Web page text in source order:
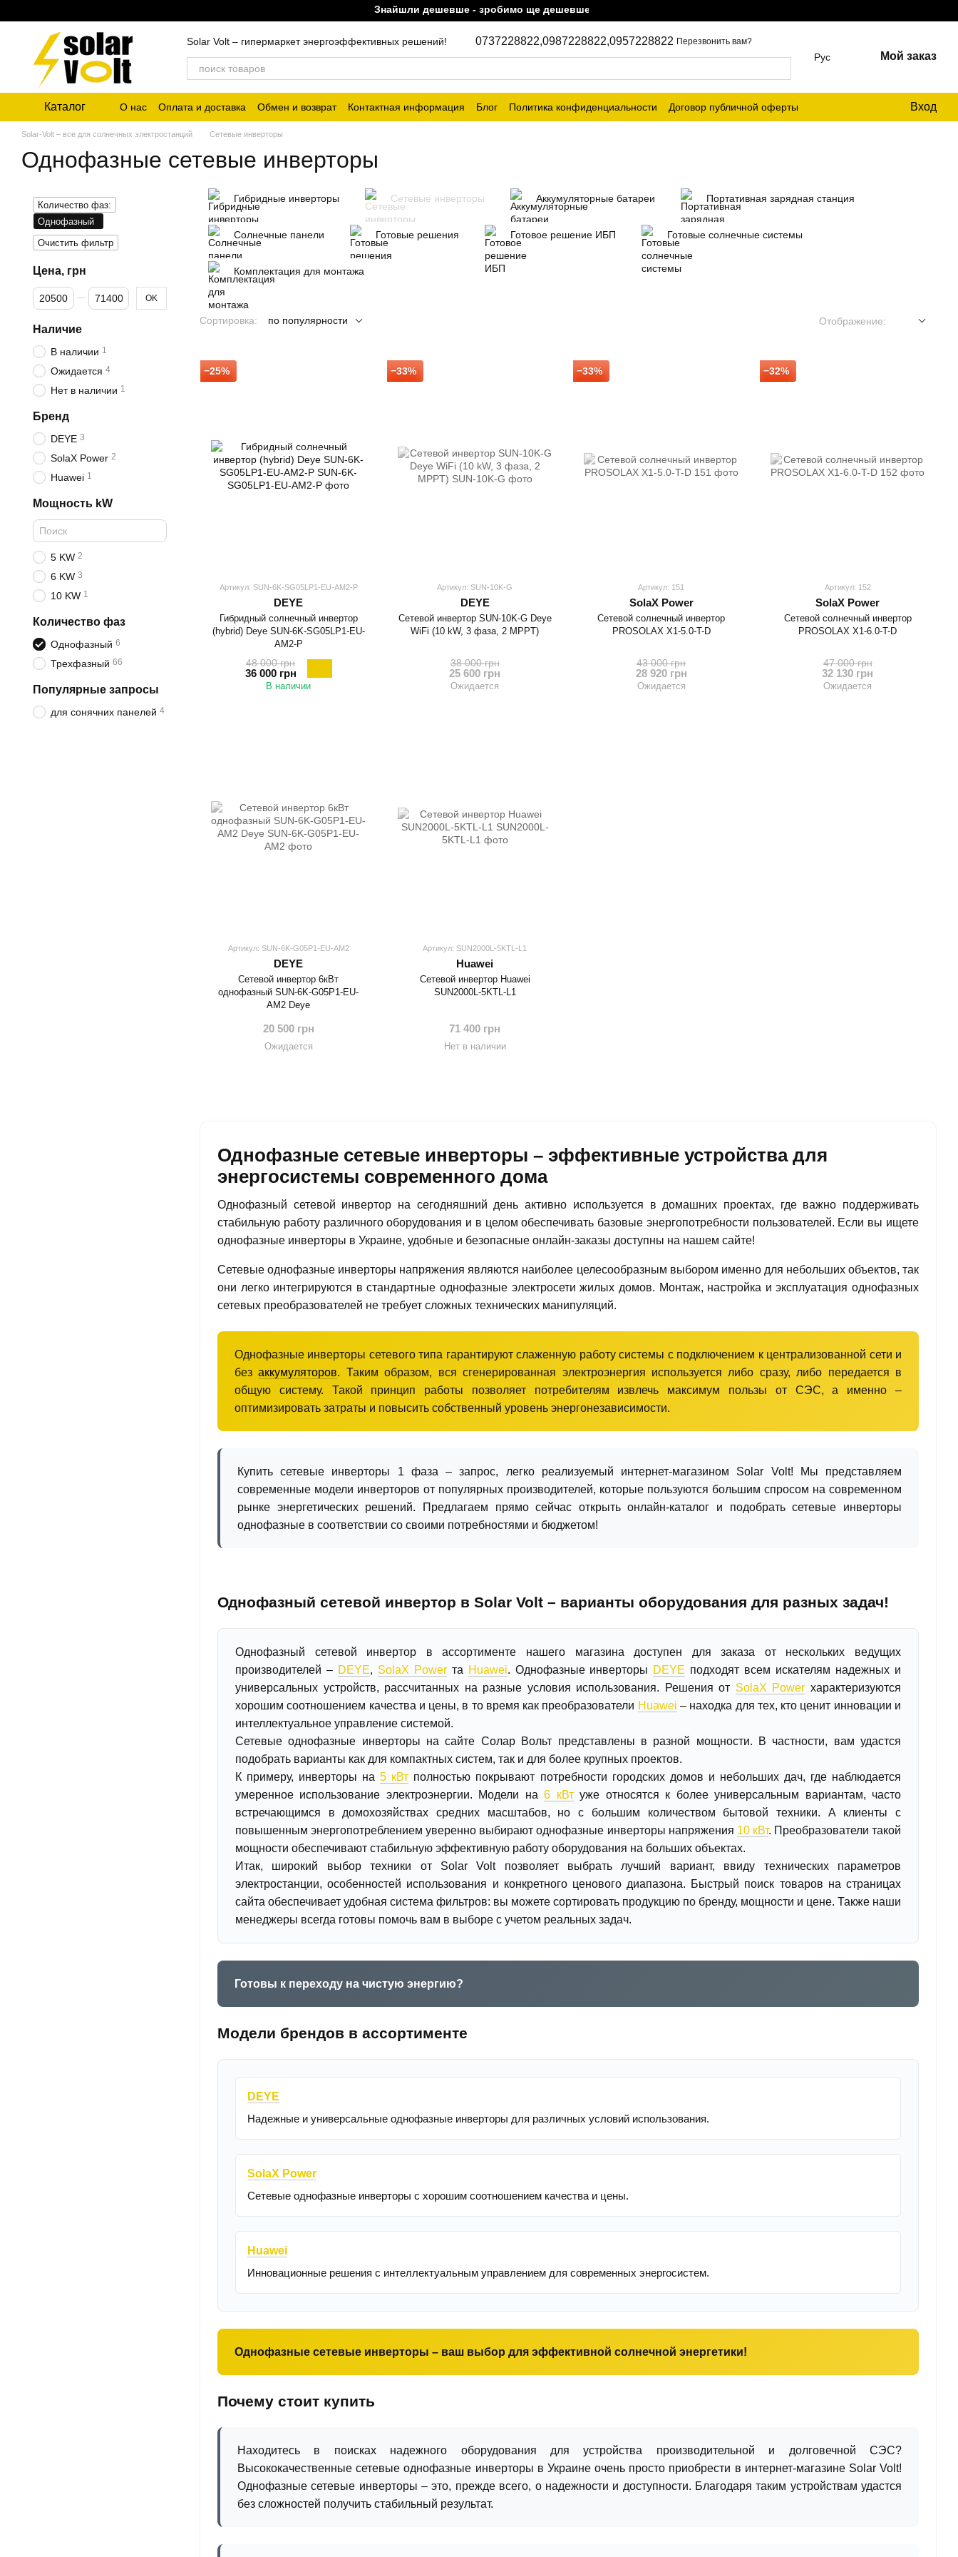
Знайшли дешевше - зробимо ще дешевше!
Solar Volt – гипермаркет энергоэффективных решений! 0737228822,0987228822,0957228822 Перезвонить вам?
Рус Мой заказ
Каталог О нас Оплата и доставка Обмен и возврат Контактная информация Блог Политика конфиденциальности Договор публичной оферты Вход
Solar-Volt – все для солнечных электростанций Сетевые инверторы
Однофазные сетевые инверторы
Гибридные инверторы Сетевые инверторы Аккумуляторные батареи Портативная зарядная станция
Солнечные панели Готовые решения Готовое решение ИБП Готовые солнечные системы
Комплектация для монтажа
Сортировка: по популярности Отображение:
Однофазные сетевые инверторы – эффективные устройства для
энергосистемы современного дома
Однофазный сетевой инвертор на сегодняшний день активно используется в домашних проектах, где важно поддерживать
стабильную работу различного оборудования и в целом обеспечивать базовые энергопотребности пользователей. Если вы ищете
однофазные инверторы в Украине, удобные и безопасные онлайн-заказы доступны на нашем сайте!
Сетевые однофазные инверторы напряжения являются наиболее целесообразным выбором именно для небольших объектов, так
они легко интегрируются в стандартные однофазные электросети жилых домов. Монтаж, настройка и эксплуатация однофазных
сетевых преобразователей не требует сложных технических манипуляций.
Однофазные инверторы сетевого типа гарантируют слаженную работу системы с подключением к централизованной сети и
безаккумуляторов. Таким образом, вся сгенерированная электроэнергия используется либо сразу, либо передается в
общую систему. Такой принцип работы позволяет потребителям извлечь максимум пользы от СЭС, а именно –
оптимизировать затраты и повысить собственный уровень энергонезависимости.
Купить сетевые инверторы 1 фаза – запрос, легко реализуемый интернет-магазином Solar Volt! Мы представляем
современные модели инверторов от популярных производителей, которые пользуются большим спросом на современном
рынке энергетических решений. Предлагаем прямо сейчас открыть онлайн-каталог и подобрать сетевые инверторы
однофазные в соответствии со своими потребностями и бюджетом!
Однофазный сетевой инвертор в Solar Volt – варианты оборудования для разных задач!
Однофазный сетевой инвертор в ассортименте нашего магазина доступен для заказа от нескольких ведущих
производителей – DEYE, SolaX Powerта Huawei. Однофазные инверторы DEYE подходят всем искателям надежных и
универсальных устройств, рассчитанных на разные условия использования. Решения от SolaX Power характеризуются
хорошим соотношением качества и цены, в то время как преобразователи Huawei – находка для тех, кто ценит инновации и
интеллектуальное управление системой.
Сетевые однофазные инверторы на сайте Солар Вольт представлены в разной мощности. В частности, вам удастся
подобрать варианты как для компактных систем, так и для более крупных проектов.
К примеру, инверторы на5 кВт полностью покрывают потребности городских домов и небольших дач, где наблюдается
умеренное использование электроэнергии. Модели на6 кВтуже относятся к более универсальным вариантам, часто
встречающимся в домохозяйствах средних масштабов, но с большим количеством бытовой техники. А клиенты с
повышенным энергопотреблением уверенно выбирают однофазные инверторы напряжения 10 кВт. Преобразователи такой
мощности обеспечивают стабильную эффективную работу оборудования на больших объектах.
Итак, широкий выбор техники от Solar Volt позволяет выбрать лучший вариант, ввиду технических параметров
электростанции, особенностей использования и конкретного ценового диапазона. Быстрый поиск товаров на страницах
сайта обеспечивает удобная система фильтров: вы можете сортировать продукцию по бренду, мощности и цене. Также наши
менеджеры всегда готовы помочь вам в выборе с учетом реальных задач.
Готовы к переходу на чистую энергию?
Модели брендов в ассортименте
DEYE
Надежные и универсальные однофазные инверторы для различных условий использования.
SolaX Power
Сетевые однофазные инверторы с хорошим соотношением качества и цены.
Huawei
Инновационные решения с интеллектуальным управлением для современных энергосистем.
Однофазные сетевые инверторы – ваш выбор для эффективной солнечной энергетики!
Почему стоит купить
Находитесь в поисках надежного оборудования для устройства производительной и долговечной СЭС?
Высококачественные сетевые однофазные инверторы в Украине очень просто приобрести в интернет-магазине Solar Volt!
Однофазные сетевые инверторы – это, прежде всего, о надежности и доступности. Благодаря таким устройствам удастся
без сложностей получить стабильный результат.
−25%
Артикул: SUN-6K-SG05LP1-EU-AM2-P
DEYE
Гибридный солнечный инвертор
(hybrid) Deye SUN-6K-SG05LP1-EU-
AM2-P
48 000 грн
36 000 грн
В наличии
−33%
Артикул: SUN-10K-G
DEYE
Сетевой инвертор SUN-10K-G Deye
WiFi (10 kW, 3 фаза, 2 MPPT)
38 000 грн
25 600 грн
Ожидается
−33%
Артикул: 151
SolaX Power
Сетевой солнечный инвертор
PROSOLAX Х1-5.0-T-D
43 000 грн
28 920 грн
Ожидается
−32%
Артикул: 152
SolaX Power
Сетевой солнечный инвертор
PROSOLAX Х1-6.0-T-D
47 000 грн
32 130 грн
Ожидается
Артикул: SUN-6K-G05P1-EU-AM2
DEYE
Сетевой инвертор 6кВт
однофазный SUN-6K-G05P1-EU-
AM2 Deye
20 500 грн
Ожидается
Артикул: SUN2000L-5KTL-L1
Huawei
Сетевой инвертор Huawei
SUN2000L-5KTL-L1
71 400 грн
Нет в наличии
Количество фаз:
Однофазный
Очистить фильтр
Цена, грн
От Цена, грн
До Цена, грн OK
Наличие
В наличии 1
Ожидается 4
Нет в наличии 1
Бренд
DEYE 3
SolaX Power 2
Huawei 1
Мощность kW
5 KW 2
6 KW 3
10 KW 1
Количество фаз
Однофазный 6
Трехфазный 66
Популярные запросы
для сонячних панелей 4